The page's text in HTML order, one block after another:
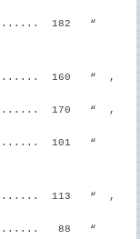
182 “
160 “ ,
170 “ ,
101 “
113 “ ,
88 “